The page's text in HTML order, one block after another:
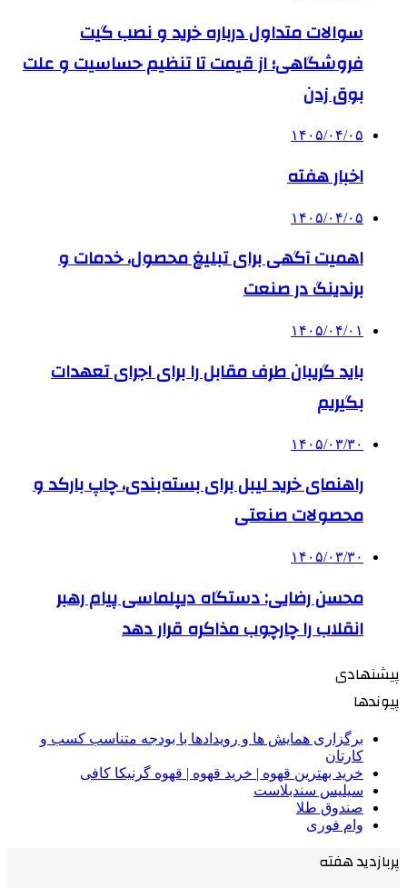
سوالات متداول درباره خرید و نصب گیت
فروشگاهی؛ از قیمت تا تنظیم حساسیت و علت
بوق زدن
۱۴۰۵/۰۴/۰۵
اخبار هفته
۱۴۰۵/۰۴/۰۵
اهمیت آگهی برای تبلیغ محصول، خدمات و
برندینگ در صنعت
۱۴۰۵/۰۴/۰۱
باید گریبان طرف مقابل را برای اجرای تعهدات
بگیریم
۱۴۰۵/۰۳/۳۰
راهنمای خرید لیبل برای بسته‌بندی، چاپ بارکد و
محصولات صنعتی
۱۴۰۵/۰۳/۳۰
محسن رضایی: دستگاه دیپلماسی پیام رهبر
انقلاب را چارچوب مذاکره قرار دهد
پیشنهادی
پیوندها
برگزاری همایش ها و رویدادها با بودجه متناسب کسب و
کارتان
خرید بهترین قهوه | خرید قهوه | قهوه گرنیکا کافی
سیلیس سندبلاست
صندوق طلا
وام فوری
پربازدید هفته